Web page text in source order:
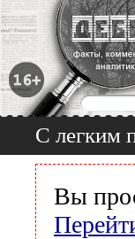
С легким
Вы